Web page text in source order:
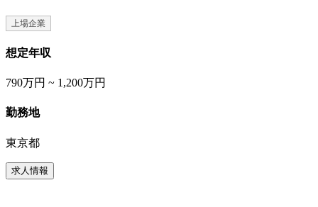
上場企業
想定年収
790万円 ~ 1,200万円
勤務地
東京都
求人情報